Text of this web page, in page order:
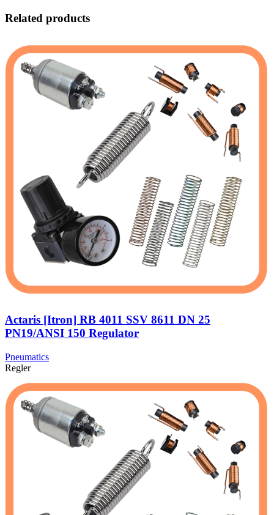
Related products
Actaris [Itron] RB 4011 SSV 8611 DN 25
PN19/ANSI 150 Regulator
Pneumatics
Regler